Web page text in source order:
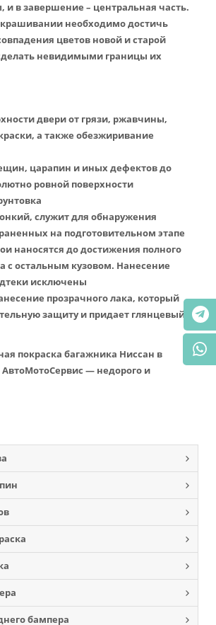
и в завершение – центральная часть.
необходимо достичь
цветов новой и старой
невидимыми границы их
двери от грязи, ржавчины,
а также обезжиривание
царапин и иных дефектов до
ровной поверхности
служит для обнаружения
на подготовительном этапе
наносятся до достижения полного
с остальным кузовом. Нанесение
исключены
прозрачного лака, который
защиту и придает глянцевый
покраска багажника Ниссан в
АвтоМотоСервис — недорого и
бампера